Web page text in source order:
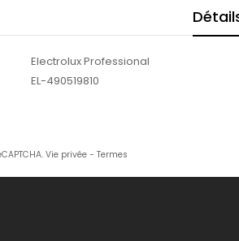
Electrolux Professional
EL-490519810
Vie privée - Termes